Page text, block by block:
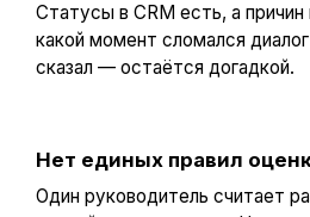
Статусы в CRM есть, а причин
какой момент сломался
сказал — остаётся догадкой.
Нет единых правил
Один руководитель считает